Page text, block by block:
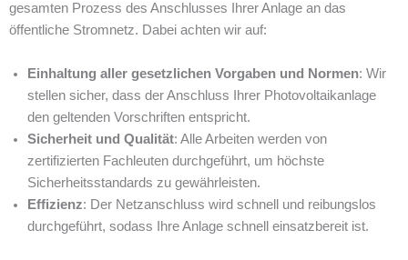
gesamten Prozess des Anschlusses Ihrer Anlage an das
öffentliche Stromnetz. Dabei achten wir auf:
Einhaltung aller gesetzlichen Vorgaben und Normen: Wir
stellen sicher, dass der Anschluss Ihrer Photovoltaikanlage
den geltenden Vorschriften entspricht.
Sicherheit und Qualität: Alle Arbeiten werden von
zertifizierten Fachleuten durchgeführt, um höchste
Sicherheitsstandards zu gewährleisten.
Effizienz: Der Netzanschluss wird schnell und reibungslos
durchgeführt, sodass Ihre Anlage schnell einsatzbereit ist.